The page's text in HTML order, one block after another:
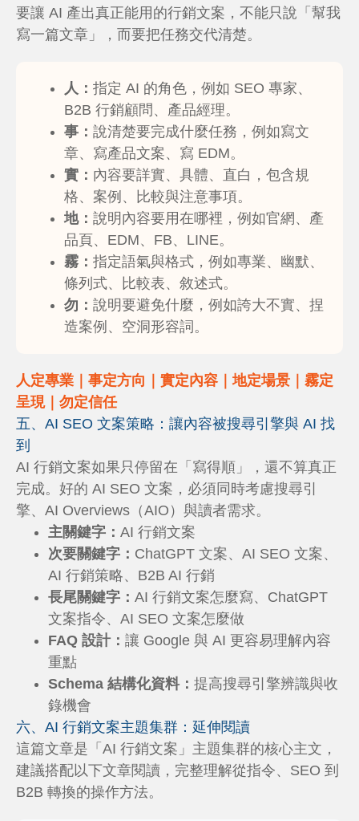
要讓 AI 產出真正能用的行銷文案，不能只說「幫我
寫一篇文章」，而要把任務交代清楚。
人： 指定 AI 的角色，例如 SEO 專家、
B2B 行銷顧問、產品經理。
事： 說清楚要完成什麼任務，例如寫文
章、寫產品文案、寫 EDM。
實： 內容要詳實、具體、直白，包含規
格、案例、比較與注意事項。
地： 說明內容要用在哪裡，例如官網、產
品頁、EDM、FB、LINE。
霧： 指定語氣與格式，例如專業、幽默、
條列式、比較表、敘述式。
勿： 說明要避免什麼，例如誇大不實、捏
造案例、空洞形容詞。
人定專業｜事定方向｜實定內容｜地定場景｜霧定
呈現｜勿定信任
五、AI SEO 文案策略：讓內容被搜尋引擎與 AI 找
到
AI 行銷文案如果只停留在「寫得順」，還不算真正
完成。好的 AI SEO 文案，必須同時考慮搜尋引
擎、AI Overviews（AIO）與讀者需求。
主關鍵字： AI 行銷文案
次要關鍵字： ChatGPT 文案、AI SEO 文案、
AI 行銷策略、B2B AI 行銷
長尾關鍵字： AI 行銷文案怎麼寫、ChatGPT
文案指令、AI SEO 文案怎麼做
FAQ 設計： 讓 Google 與 AI 更容易理解內容
重點
Schema 結構化資料： 提高搜尋引擎辨識與收
錄機會
六、AI 行銷文案主題集群：延伸閱讀
這篇文章是「AI 行銷文案」主題集群的核心主文，
建議搭配以下文章閱讀，完整理解從指令、SEO 到
B2B 轉換的操作方法。